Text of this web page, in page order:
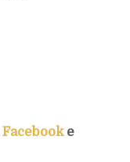
Facebooke